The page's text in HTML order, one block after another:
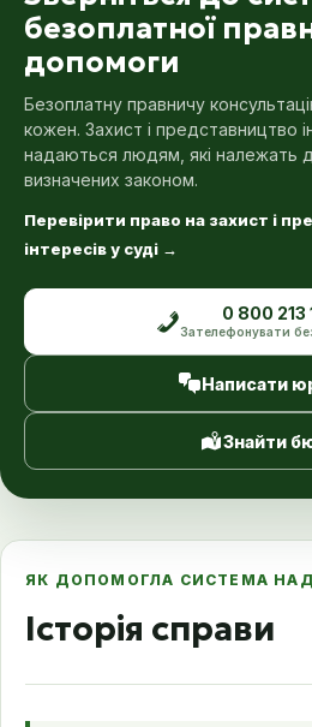
безоплатної
допомоги
Безоплатну правничу
кожен. Захист і представництво
надаються людям, які належать
визначених законом.
Перевірити право на захист і
інтересів у суді →
0 800 213
Зателефонувати
Написати
Знайти
ЯК ДОПОМОГЛА СИСТЕМА
Історія справи